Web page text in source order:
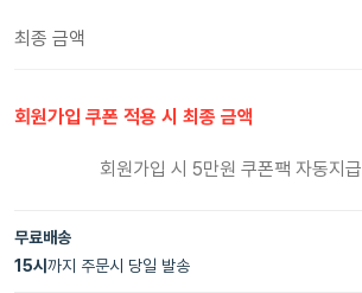
최종 금액
회원가입 쿠폰 적용 시 최종 금액
회원가입 시 5만원 쿠폰팩 자동지급
무료배송
15시 까지 주문시 당일 발송